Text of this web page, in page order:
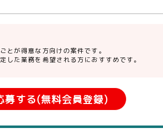
とが得意な方向けの案件です。
した業務を希望される方におすすめです。
募する(無料会員登録)